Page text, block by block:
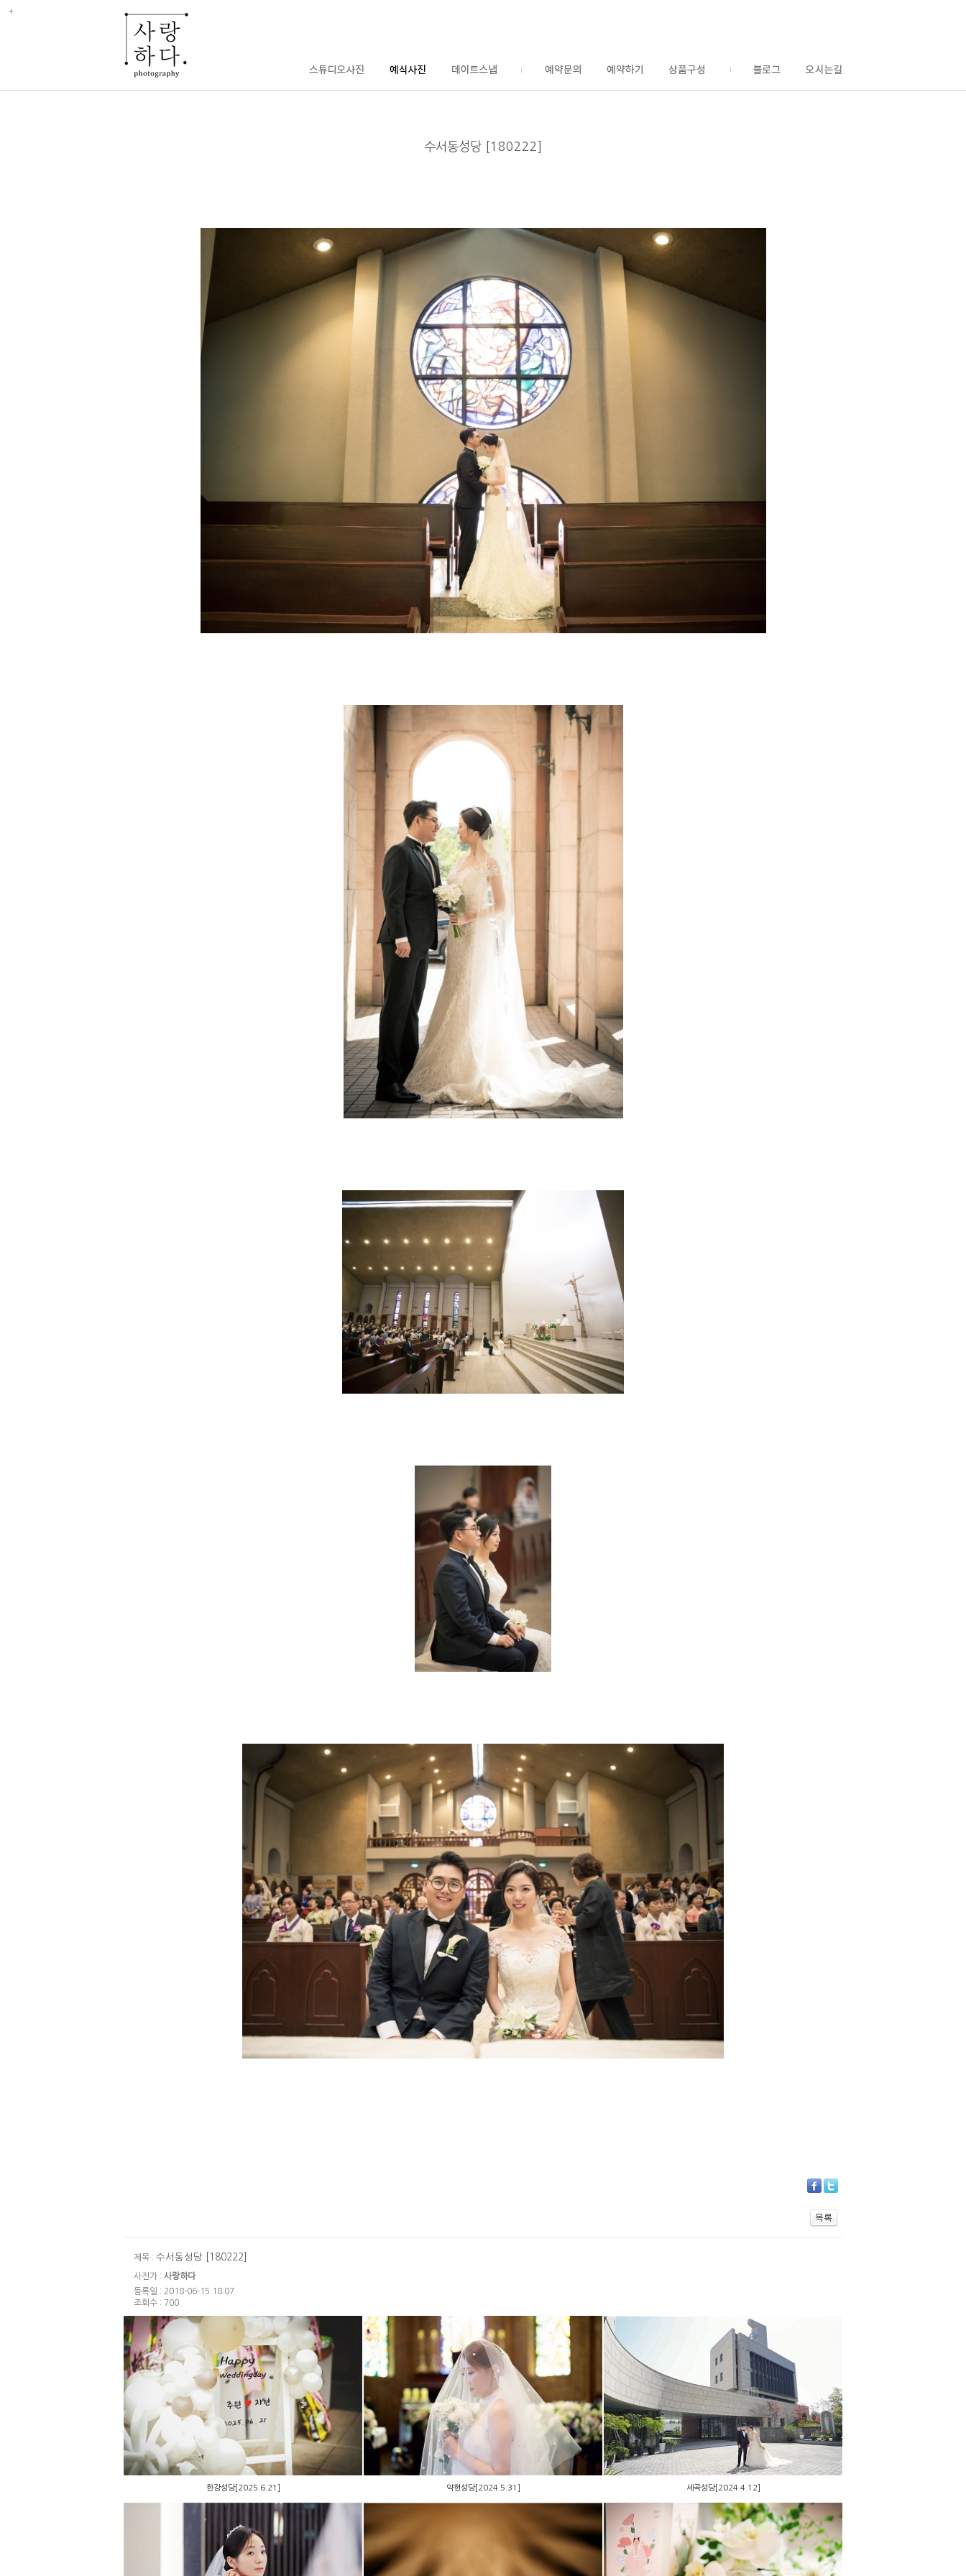
수서동성당 [180222]
제목 : 수서동성당 [180222]
사진가 : 사랑하다
등록일 : 2018-06-15 18:07
조회수 : 700
한강성당[2025.6.21]
한강성당[2025.6.21]
약현성당[2024.5.31]
약현성당[2024.5.31]
세곡성당[2024.4.12]
세곡성당[2024.4.12]